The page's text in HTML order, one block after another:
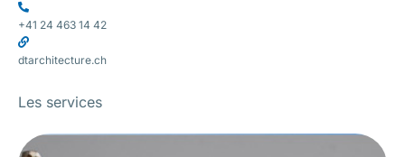
+41 24 463 14 42
dtarchitecture.ch
Les services